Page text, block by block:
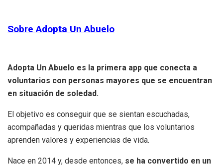
Sobre Adopta Un Abuelo
Adopta Un Abuelo es la primera app que conecta a
voluntarios con personas mayores que se encuentran
en situación de soledad.
El objetivo es conseguir que se sientan escuchadas,
acompañadas y queridas mientras que los voluntarios
aprenden valores y experiencias de vida.
Nace en 2014 y, desde entonces, se ha convertido en un